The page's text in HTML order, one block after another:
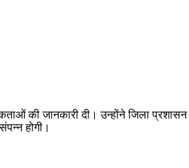
जानकारी दी। उन्होंने जिला प्रशासन
होगी।